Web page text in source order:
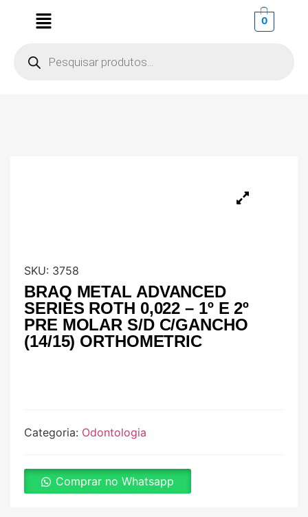
0
SKU: 3758
BRAQ METAL ADVANCED
SERIES ROTH 0,022 – 1º E 2º
PRE MOLAR S/D C/GANCHO
(14/15) ORTHOMETRIC
Categoria: Odontologia
Comprar no Whatsapp